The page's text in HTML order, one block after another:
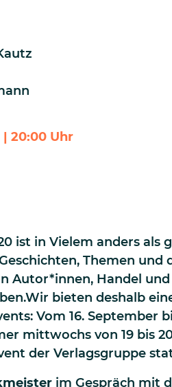
20:00 Uhr
ist in Vielem anders als
Themen und
Autor*innen, Handel und
bieten deshalb
Vom 16. September
mittwochs von 19 bis
der Verlagsgruppe
im Gespräch mit